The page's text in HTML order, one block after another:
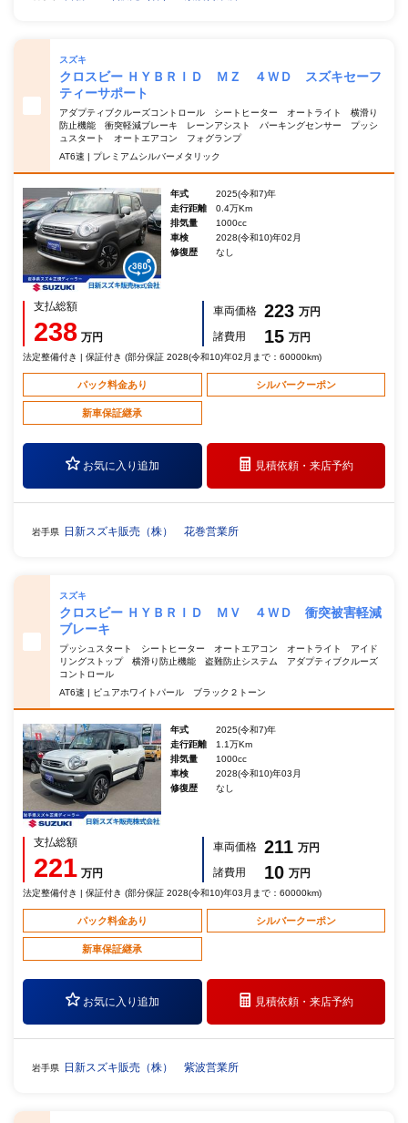
スズキ
クロスビー ＨＹＢＲＩＤ ＭＺ ４ＷＤ スズキセーフ
ティーサポート
アダプティブクルーズコントロール シートヒーター オートライト 横滑り
防止機能 衝突軽減ブレーキ レーンアシスト パーキングセンサー プッシ
ュスタート オートエアコン フォグランプ
AT6速 | プレミアムシルバーメタリック
年式
2025(令和7)年
走行距離
0.4万Km
排気量
1000cc
車検
2028(令和10)年02月
修復歴
なし
支払総額
238 万円
車両価格 223 万円
諸費用
15 万円
法定整備付き | 保証付き (部分保証 2028(令和10)年02月まで：60000km)
パック料金あり シルバークーポン
新車保証継承
お気に入り追加 見積依頼・来店予約
岩手県 日新スズキ販売（株） 花巻営業所
スズキ
クロスビー ＨＹＢＲＩＤ ＭＶ ４ＷＤ 衝突被害軽減
ブレーキ
プッシュスタート シートヒーター オートエアコン オートライト アイド
リングストップ 横滑り防止機能 盗難防止システム アダプティブクルーズ
コントロール
AT6速 | ピュアホワイトパール ブラック２トーン
年式
2025(令和7)年
走行距離
1.1万Km
排気量
1000cc
車検
2028(令和10)年03月
修復歴
なし
支払総額
221 万円
車両価格 211 万円
諸費用
10 万円
法定整備付き | 保証付き (部分保証 2028(令和10)年03月まで：60000km)
パック料金あり シルバークーポン
新車保証継承
お気に入り追加 見積依頼・来店予約
岩手県 日新スズキ販売（株） 紫波営業所